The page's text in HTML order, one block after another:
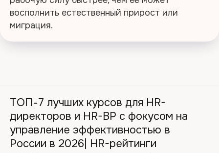
восполнить естественный прирост или
миграция.
ТОП-7 лучших курсов для HR-
директоров и HR-BP с фокусом на
управление эффективностью в
России в 2026| HR-рейтинги